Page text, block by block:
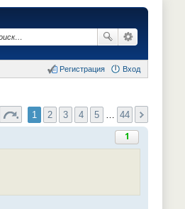
Вход
Регистрация
1 2 3 4 5 44
1